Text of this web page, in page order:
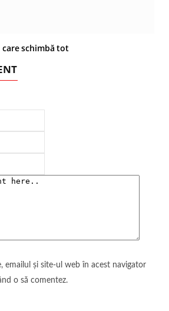
schimbă tot
emailul și site-ul web în acest navigator
o să comentez.